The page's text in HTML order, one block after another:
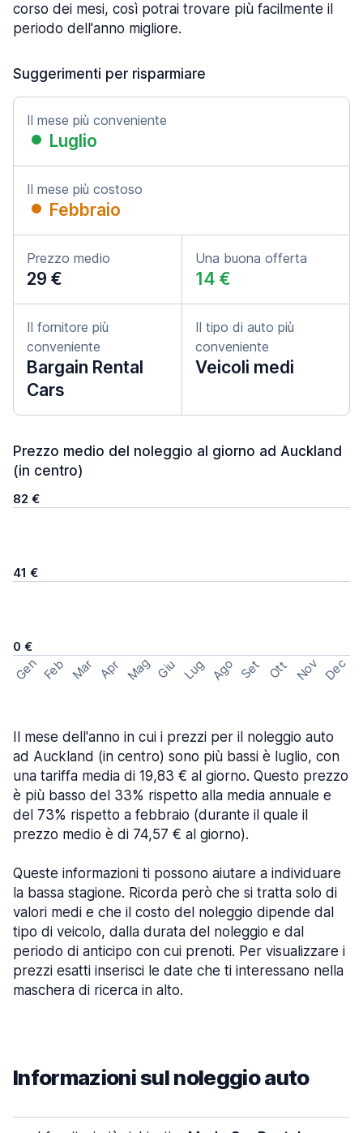
corso dei mesi, così potrai trovare più facilmente il
periodo dell'anno migliore.
Suggerimenti per risparmiare
Il mese più conveniente
Luglio
Il mese più costoso
Febbraio
Prezzo medio
29 €
Una buona offerta
14 €
Il fornitore più
conveniente
Bargain Rental
Cars
Il tipo di auto più
conveniente
Veicoli medi
Prezzo medio del noleggio al giorno ad Auckland
(in centro)
82 €
41 €
0 €
Gen Feb Mar Apr Mag Giu Lug Ago Set Ott Nov Dec
Il mese dell'anno in cui i prezzi per il noleggio auto
ad Auckland (in centro) sono più bassi è luglio, con
una tariffa media di 19,83 € al giorno. Questo prezzo
è più basso del 33% rispetto alla media annuale e
del 73% rispetto a febbraio (durante il quale il
prezzo medio è di 74,57 € al giorno).
Queste informazioni ti possono aiutare a individuare
la bassa stagione. Ricorda però che si tratta solo di
valori medi e che il costo del noleggio dipende dal
tipo di veicolo, dalla durata del noleggio e dal
periodo di anticipo con cui prenoti. Per visualizzare i
prezzi esatti inserisci le date che ti interessano nella
maschera di ricerca in alto.
Informazioni sul noleggio auto